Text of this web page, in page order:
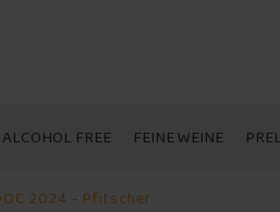
ALCOHOL FREE FEINE WEINE
2024 - Pfitscher